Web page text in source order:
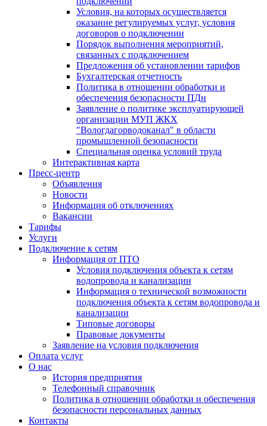
Условия, на которых осуществляется
оказание регулируемых услуг, условия
договоров о подключении
Порядок выполнения мероприятий,
связанных с подключением
Предложения об установлении тарифов
Бухгалтерская отчетность
Политика в отношении обработки и
обеспечения безопасности ПДн
Заявление о политике эксплуатирующей
организации МУП ЖКХ
"Вологдагорводоканал" в области
промышленной безопасности
Специальная оценка условий труда
Интерактивная карта
Пресс-центр
Объявления
Новости
Информация об отключениях
Вакансии
Тарифы
Услуги
Подключение к сетям
Информация от ПТО
Условия подключения объекта к сетям
водопровода и канализации
Информация о технической возможности
подключения объекта к сетям водопровода и
канализации
Типовые договоры
Правовые документы
Заявление на условия подключения
Оплата услуг
О нас
История предприятия
Телефонный справочник
Политика в отношении обработки и обеспечения
безопасности персональных данных
Контакты